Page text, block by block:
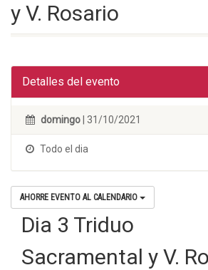
y V. Rosario
Detalles del evento
domingo | 31/10/2021
Todo el dia
AHORRE EVENTO AL CALENDARIO
Dia 3 Triduo
Sacramental y V.